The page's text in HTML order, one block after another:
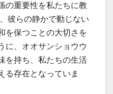
の重要性を私たちに教
彼らの静かで動じない
を保つことの大切さを
に、オオサンショウウ
を持ち、私たちの生活
る存在となっていま